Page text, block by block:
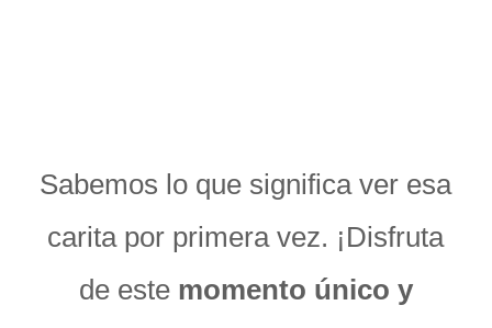
Sabemos lo que significa ver esa
carita por primera vez. ¡Disfruta
de este momento único y